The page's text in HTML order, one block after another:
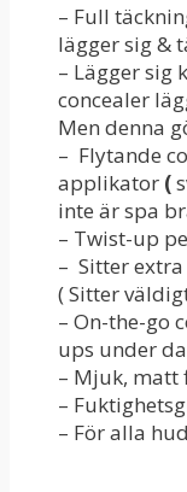
– Full
lägger sig &
– Lägger sig
concealer
Men denna
– Flytande
applikator (
inte är spa
– Twist-up
– Sitter
( Sitter
– On-the-go
ups under
– Mjuk, matt
–
– För alla